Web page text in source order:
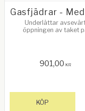
Gasfjädrar -
Underlättar
öppningen av taket
901,00 KR
KÖP